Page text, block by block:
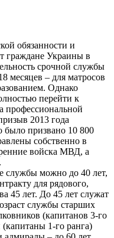
обязанности и
граждане Украины в
срочной службы
месяцев – для матросов
Однако
перейти к
2013 года
было призвано 10 800
собственно в
войска МВД, а
службы можно до 40 лет,
для рядового,
45 лет. До 45 лет служат
службы старших
(капитанов 3-го
1-го ранга)